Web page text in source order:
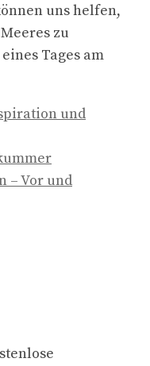
uns helfen,
zu
Tages am
und
– Vor und